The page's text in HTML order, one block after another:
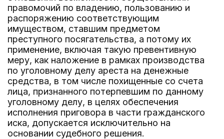
правомочий по владению, пользованию и
распоряжению соответствующим
имуществом, ставшим предметом
преступного посягательства, а потому их
применение, включая такую превентивную
меру, как наложение в рамках производства
по уголовному делу ареста на денежные
средства, в том числе похищенные со счета
лица, признанного потерпевшим по данному
уголовному делу, в целях обеспечения
исполнения приговора в части гражданского
иска, допускается исключительно на
основании судебного решения.